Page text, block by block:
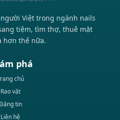
Việt trong ngành nails
tiệm, tìm thợ, thuê mặt
hơn thế nữa.
phá
chủ
Rao vặt
tin
Liên hệ